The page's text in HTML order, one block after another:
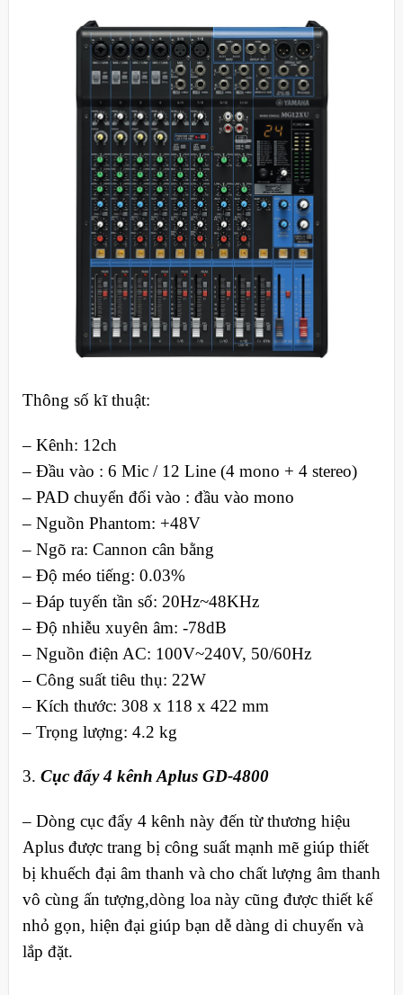
Thông số kĩ thuật:
– Kênh: 12ch
– Đầu vào : 6 Mic / 12 Line (4 mono + 4 stereo)
– PAD chuyển đổi vào : đầu vào mono
– Nguồn Phantom: +48V
– Ngõ ra: Cannon cân bằng
– Độ méo tiếng: 0.03%
– Đáp tuyến tần số: 20Hz~48KHz
– Độ nhiễu xuyên âm: -78dB
– Nguồn điện AC: 100V~240V, 50/60Hz
– Công suất tiêu thụ: 22W
– Kích thước: 308 x 118 x 422 mm
– Trọng lượng: 4.2 kg
3. Cục đẩy 4 kênh Aplus GD-4800
– Dòng cục đẩy 4 kênh này đến từ thương hiệu
Aplus được trang bị công suất mạnh mẽ giúp thiết
bị khuếch đại âm thanh và cho chất lượng âm thanh
vô cùng ấn tượng,dòng loa này cũng được thiết kế
nhỏ gọn, hiện đại giúp bạn dễ dàng di chuyển và
lắp đặt.